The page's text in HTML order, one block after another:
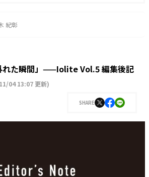
紀彰
た瞬間」——Iolite Vol.5 編集後記
04 13:07 更新)
SHARE